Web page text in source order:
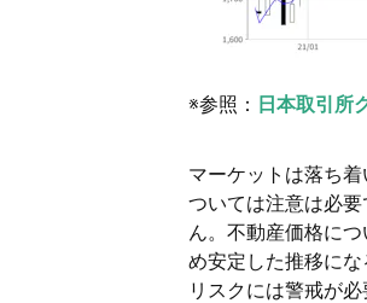
※参照： 日本取引所
マーケットは落ち
ついては注意は必
ん。不動産価格に
め安定した推移に
リスクには警戒が必